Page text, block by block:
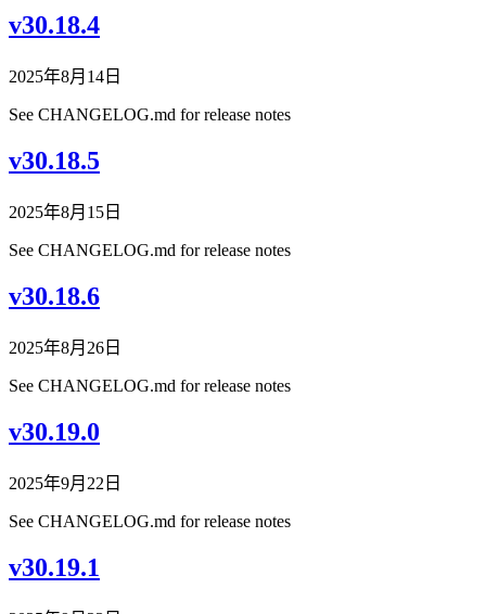
v30.18.4
2025年8月14日
See CHANGELOG.md for release notes
v30.18.5
2025年8月15日
See CHANGELOG.md for release notes
v30.18.6
2025年8月26日
See CHANGELOG.md for release notes
v30.19.0
2025年9月22日
See CHANGELOG.md for release notes
v30.19.1